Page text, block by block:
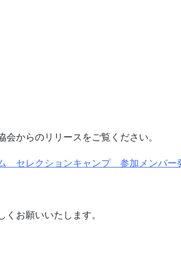
からのリリースをご覧ください。
セレクションキャンプ 参加メンバー
お願いいたします。